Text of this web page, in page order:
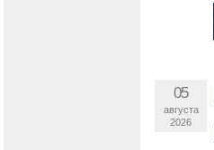
05
августа
2026